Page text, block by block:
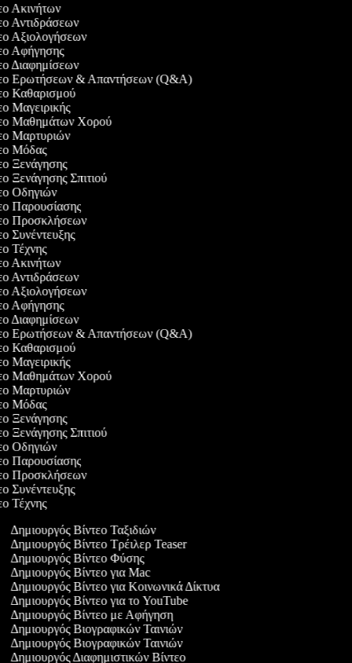
Ακινήτων
Αντιδράσεων
Αξιολογήσεων
Αφήγησης
Διαφημίσεων
Ερωτήσεων & Απαντήσεων (Q&A)
Καθαρισμού
Μαγειρικής
Μαθημάτων Χορού
Μαρτυριών
Μόδας
Ξενάγησης
Ξενάγησης Σπιτιού
Οδηγιών
Παρουσίασης
Προσκλήσεων
Συνέντευξης
Τέχνης
Ακινήτων
Αντιδράσεων
Αξιολογήσεων
Αφήγησης
Διαφημίσεων
Ερωτήσεων & Απαντήσεων (Q&A)
Καθαρισμού
Μαγειρικής
Μαθημάτων Χορού
Μαρτυριών
Μόδας
Ξενάγησης
Ξενάγησης Σπιτιού
Οδηγιών
Παρουσίασης
Προσκλήσεων
Συνέντευξης
Τέχνης
Δημιουργός Βίντεο Ταξιδιών
Δημιουργός Βίντεο Τρέιλερ Teaser
Δημιουργός Βίντεο Φύσης
Δημιουργός Βίντεο για Mac
Δημιουργός Βίντεο για Κοινωνικά Δίκτυα
Δημιουργός Βίντεο για το YouTube
Δημιουργός Βίντεο με Αφήγηση
Δημιουργός Βιογραφικών Ταινιών
Δημιουργός Βιογραφικών Ταινιών
Δημιουργός Διαφημιστικών Βίντεο